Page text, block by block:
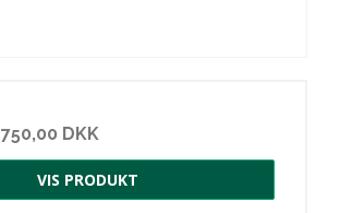
750,00 DKK
VIS PRODUKT